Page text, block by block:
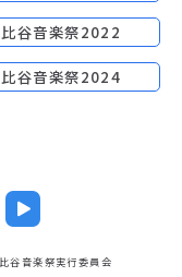
比谷音楽祭2022
比谷音楽祭2024
谷音楽祭実行委員会